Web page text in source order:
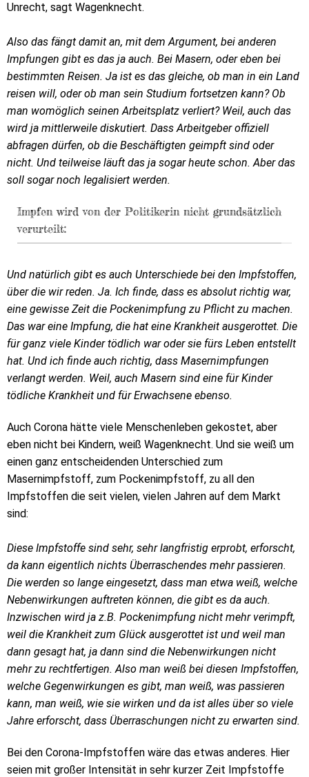
Unrecht, sagt Wagenknecht.
Also das fängt damit an, mit dem Argument, bei anderen
Impfungen gibt es das ja auch. Bei Masern, oder eben bei
bestimmten Reisen. Ja ist es das gleiche, ob man in ein Land
reisen will, oder ob man sein Studium fortsetzen kann? Ob
man womöglich seinen Arbeitsplatz verliert? Weil, auch das
wird ja mittlerweile diskutiert. Dass Arbeitgeber offiziell
abfragen dürfen, ob die Beschäftigten geimpft sind oder
nicht. Und teilweise läuft das ja sogar heute schon. Aber das
soll sogar noch legalisiert werden.
Impfen wird von der Politikerin nicht grundsätzlich
verurteilt:
Und natürlich gibt es auch Unterschiede bei den Impfstoffen,
über die wir reden. Ja. Ich finde, dass es absolut richtig war,
eine gewisse Zeit die Pockenimpfung zu Pflicht zu machen.
Das war eine Impfung, die hat eine Krankheit ausgerottet. Die
für ganz viele Kinder tödlich war oder sie fürs Leben entstellt
hat. Und ich finde auch richtig, dass Masernimpfungen
verlangt werden. Weil, auch Masern sind eine für Kinder
tödliche Krankheit und für Erwachsene ebenso.
Auch Corona hätte viele Menschenleben gekostet, aber
eben nicht bei Kindern, weiß Wagenknecht. Und sie weiß um
einen ganz entscheidenden Unterschied zum
Masernimpfstoff, zum Pockenimpfstoff, zu all den
Impfstoffen die seit vielen, vielen Jahren auf dem Markt
sind:
Diese Impfstoffe sind sehr, sehr langfristig erprobt, erforscht,
da kann eigentlich nichts Überraschendes mehr passieren.
Die werden so lange eingesetzt, dass man etwa weiß, welche
Nebenwirkungen auftreten können, die gibt es da auch.
Inzwischen wird ja z.B. Pockenimpfung nicht mehr verimpft,
weil die Krankheit zum Glück ausgerottet ist und weil man
dann gesagt hat, ja dann sind die Nebenwirkungen nicht
mehr zu rechtfertigen. Also man weiß bei diesen Impfstoffen,
welche Gegenwirkungen es gibt, man weiß, was passieren
kann, man weiß, wie sie wirken und da ist alles über so viele
Jahre erforscht, dass Überraschungen nicht zu erwarten sind.
Bei den Corona-Impfstoffen wäre das etwas anderes. Hier
seien mit großer Intensität in sehr kurzer Zeit Impfstoffe